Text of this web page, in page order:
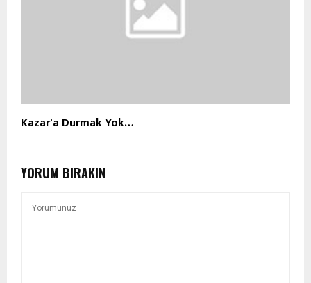
Kazar'a Durmak Yok…
YORUM BIRAKIN